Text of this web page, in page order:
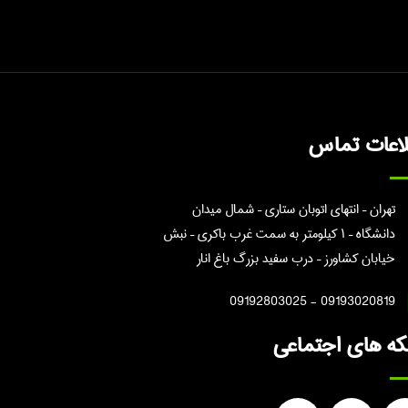
تماس
تهران – انتهای اتوبان ستاری – شمال میدان
دانشگاه – ۱ کیلومتر به سمت غرب باکری – نبش
خیابان کشاورز – درب سفید بزرگ باغ انار
09193020819 - 09192803025
های اجتماعی